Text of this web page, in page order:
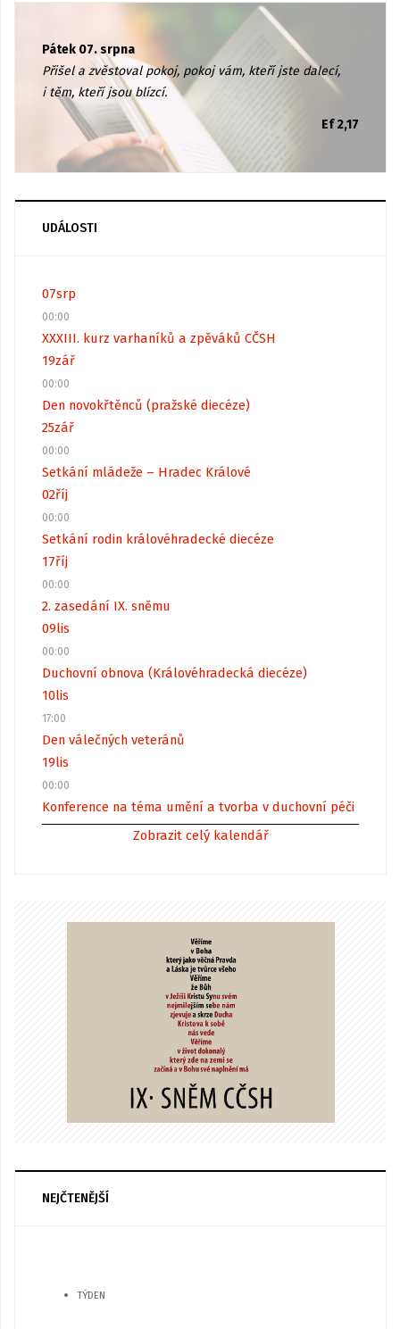
Pátek 07. srpna
Přišel a zvěstoval pokoj, pokoj vám, kteří jste dalecí,
i těm, kteří jsou blízcí.
Ef 2,17
UDÁLOSTI
07srp
00:00
XXXIII. kurz varhaníků a zpěváků CČSH
19zář
00:00
Den novokřtěnců (pražské diecéze)
25zář
00:00
Setkání mládeže – Hradec Králové
02říj
00:00
Setkání rodin královéhradecké diecéze
17říj
00:00
2. zasedání IX. sněmu
09lis
00:00
Duchovní obnova (Královéhradecká diecéze)
10lis
17:00
Den válečných veteránů
19lis
00:00
Konference na téma umění a tvorba v duchovní péči
Zobrazit celý kalendář
NEJČTENĚJŠÍ
TÝDEN